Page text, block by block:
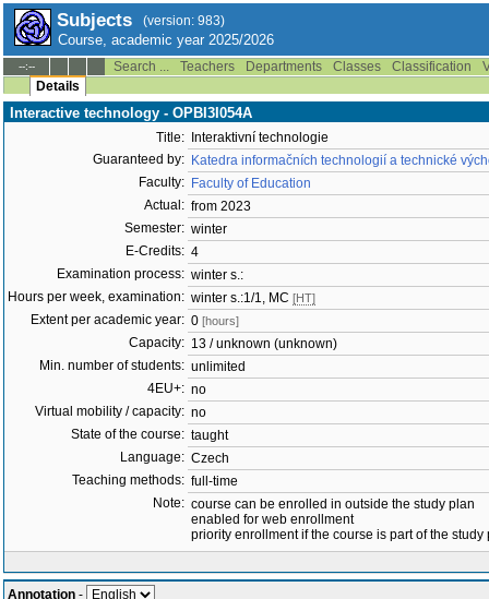
Subjects (version: 983)
Course, academic year 2025/2026
--:-- Search ... Teachers Departments Classes Classification
Details
Interactive technology - OPBI3I054A
Title:
Interaktivní technologie
Guaranteed by: Katedra informačních technologií a technické
Faculty: Faculty of Education
Actual: from 2023
Semester: winter
E-Credits: 4
Examination process: winter s.:
Hours per week, examination: winter s.:1/1, MC [HT]
Extent per academic year: 0 [hours]
Capacity: 13 / unknown (unknown)
Min. number of students: unlimited
4EU+: no
Virtual mobility / capacity: no
State of the course: taught
Language: Czech
Teaching methods: full-time
Note: course can be enrolled in outside the study plan
enabled for web enrollment
priority enrollment if the course is part of the study
Annotation -